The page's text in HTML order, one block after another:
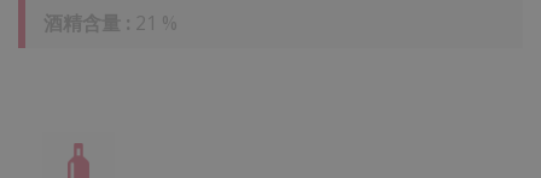
酒精含量 : 21 %